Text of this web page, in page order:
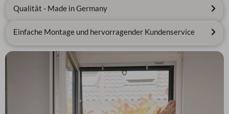
Qualität - Made in Germany
Einfache Montage und hervorragender Kundenservice